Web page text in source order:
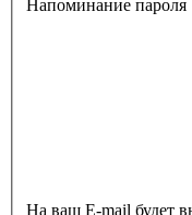
Напоминание пароля
На ваш E-mail будет